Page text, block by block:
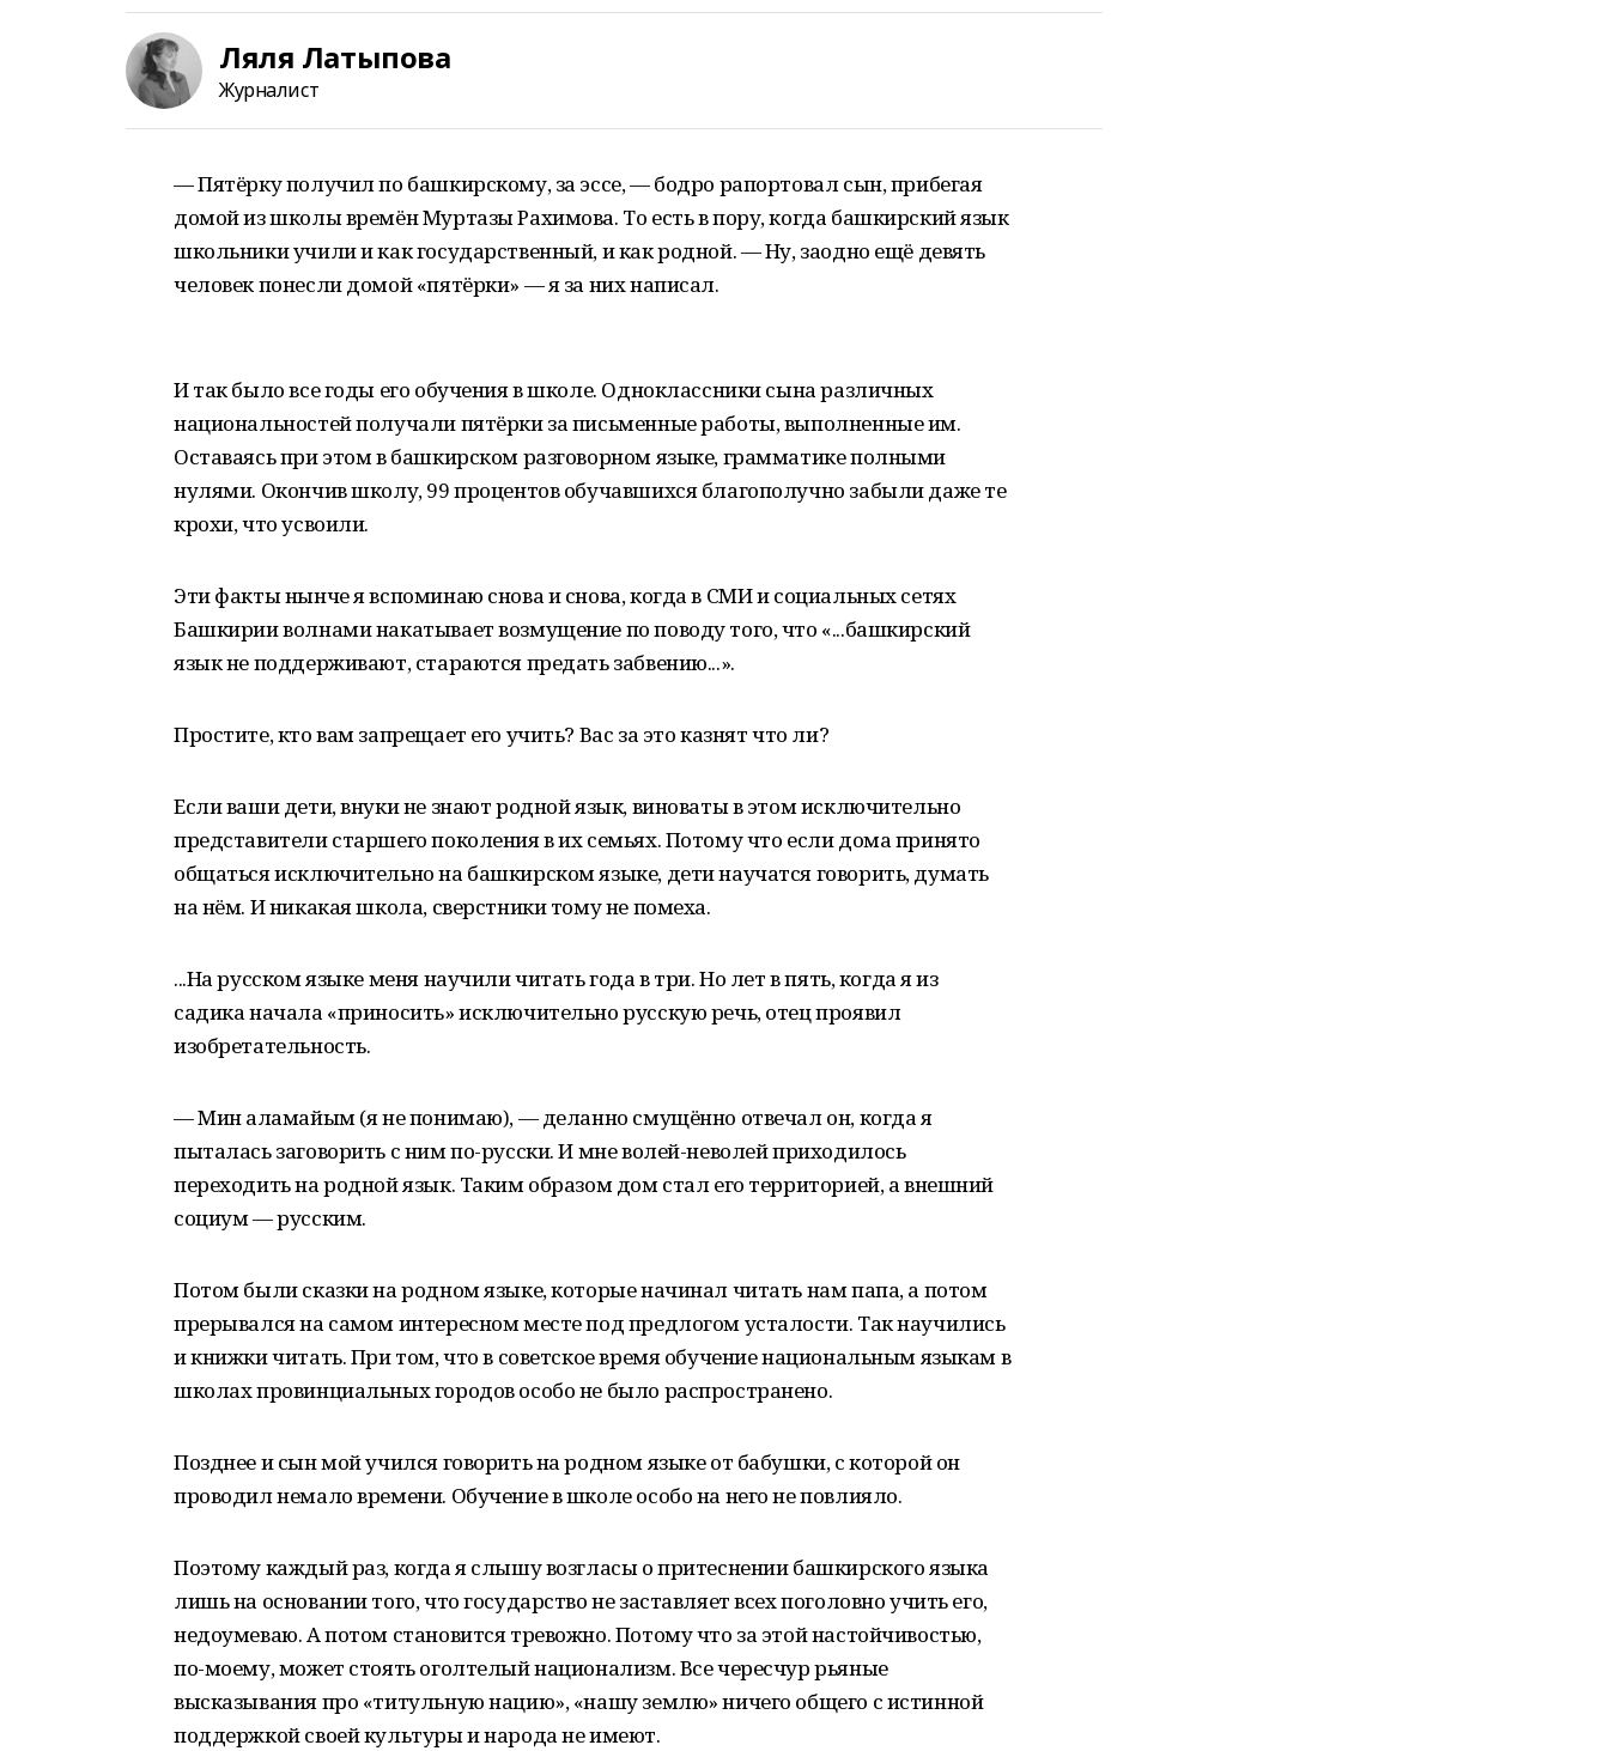
Ляля Латыпова
Журналист
— Пятёрку получил по башкирскому, за эссе, — бодро рапортовал сын, прибегая
домой из школы времён Муртазы Рахимова. То есть в пору, когда башкирский язык
школьники учили и как государственный, и как родной. — Ну, заодно ещё девять
человек понесли домой «пятёрки» — я за них написал.
И так было все годы его обучения в школе. Одноклассники сына различных
национальностей получали пятёрки за письменные работы, выполненные им.
Оставаясь при этом в башкирском разговорном языке, грамматике полными
нулями. Окончив школу, 99 процентов обучавшихся благополучно забыли даже те
крохи, что усвоили.
Эти факты нынче я вспоминаю снова и снова, когда в СМИ и социальных сетях
Башкирии волнами накатывает возмущение по поводу того, что «...башкирский
язык не поддерживают, стараются предать забвению...».
Простите, кто вам запрещает его учить? Вас за это казнят что ли?
Если ваши дети, внуки не знают родной язык, виноваты в этом исключительно
представители старшего поколения в их семьях. Потому что если дома принято
общаться исключительно на башкирском языке, дети научатся говорить, думать
на нём. И никакая школа, сверстники тому не помеха.
...На русском языке меня научили читать года в три. Но лет в пять, когда я из
садика начала «приносить» исключительно русскую речь, отец проявил
изобретательность.
— Мин аңламайым (я не понимаю), — деланно смущённо отвечал он, когда я
пыталась заговорить с ним по-русски. И мне волей-неволей приходилось
переходить на родной язык. Таким образом дом стал его территорией, а внешний
социум — русским.
Потом были сказки на родном языке, которые начинал читать нам папа, а потом
прерывался на самом интересном месте под предлогом усталости. Так научились
и книжки читать. При том, что в советское время обучение национальным языкам в
школах провинциальных городов особо не было распространено.
Позднее и сын мой учился говорить на родном языке от бабушки, с которой он
проводил немало времени. Обучение в школе особо на него не повлияло.
Поэтому каждый раз, когда я слышу возгласы о притеснении башкирского языка
лишь на основании того, что государство не заставляет всех поголовно учить его,
недоумеваю. А потом становится тревожно. Потому что за этой настойчивостью,
по-моему, может стоять оголтелый национализм. Все чересчур рьяные
высказывания про «титульную нацию», «нашу землю» ничего общего с истинной
поддержкой своей культуры и народа не имеют.